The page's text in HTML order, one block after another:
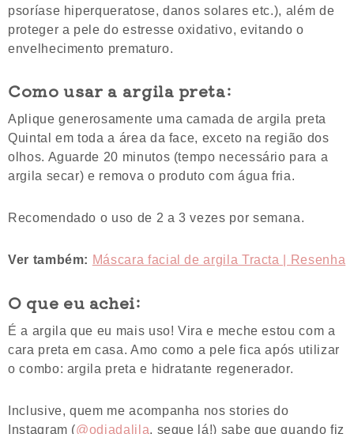
psoríase hiperqueratose, danos solares etc.), além de
proteger a pele do estresse oxidativo, evitando o
envelhecimento prematuro.
Como usar a argila preta:
Aplique generosamente uma camada de argila preta
Quintal em toda a área da face, exceto na região dos
olhos. Aguarde 20 minutos (tempo necessário para a
argila secar) e remova o produto com água fria.
Recomendado o uso de 2 a 3 vezes por semana.
Ver também: Máscara facial de argila Tracta | Resenha
O que eu achei:
É a argila que eu mais uso! Vira e meche estou com a
cara preta em casa. Amo como a pele fica após utilizar
o combo: argila preta e hidratante regenerador.
Inclusive, quem me acompanha nos stories do
Instagram (@odiadalila , segue lá!) sabe que quando fiz